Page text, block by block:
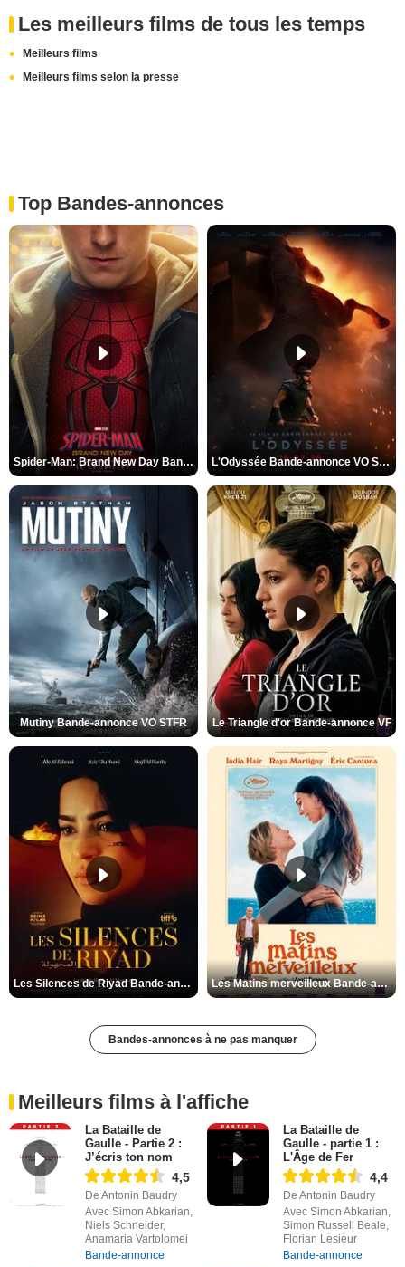
Les meilleurs films de tous les temps
Meilleurs films
Meilleurs films selon la presse
Top Bandes-annonces
Spider-Man: Brand New Day Bande-annonce VO STFR L'Odyssée Bande-annonce VO STFR
Mutiny Bande-annonce VO STFR Le Triangle d'or Bande-annonce VF
Les Silences de Riyad Bande-annonce VO STFR Les Matins merveilleux Bande-annonce VF
Bandes-annonces à ne pas manquer
Meilleurs films à l'affiche
La Bataille de
Gaulle - Partie 2 :
J’écris ton nom
4,5
De Antonin Baudry
Avec Simon Abkarian,
Niels Schneider,
Anamaria Vartolomei
Bande-annonce
La Bataille de
Gaulle - partie 1 :
L'Âge de Fer
4,4
De Antonin Baudry
Avec Simon Abkarian,
Simon Russell Beale,
Florian Lesieur
Bande-annonce